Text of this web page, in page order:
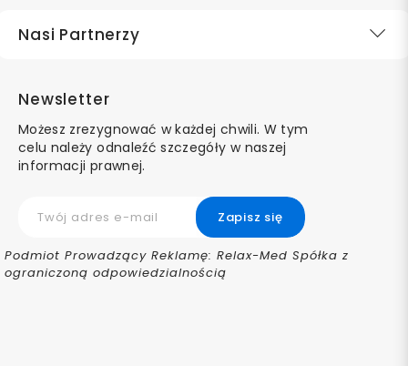
Nasi Partnerzy
Newsletter
Możesz zrezygnować w każdej chwili. W tym
celu należy odnaleźć szczegóły w naszej
informacji prawnej.
Podmiot Prowadzący Reklamę: Relax-Med Spółka z
ograniczoną odpowiedzialnością